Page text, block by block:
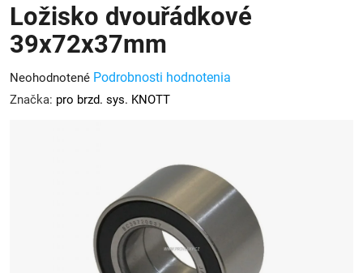
Ložisko dvouřádkové
39x72x37mm
Priemerné
hodnotenie
Neohodnotené Podrobnosti hodnotenia
Značka: pro brzd. sys. KNOTT